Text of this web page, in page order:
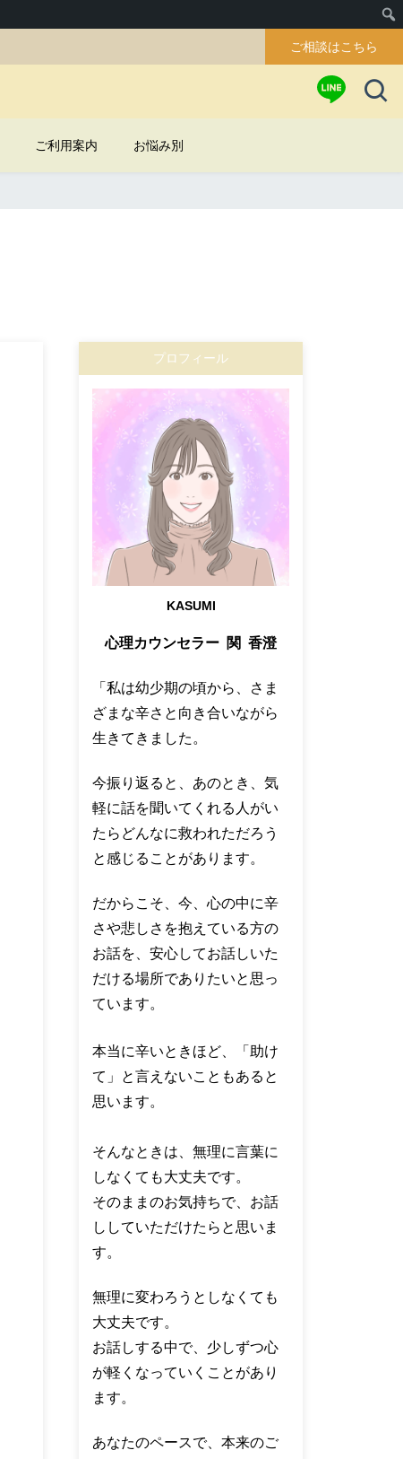
ご相談はこちら
ご利用案内 お悩み別
プロフィール
KASUMI
心理カウンセラー 関 香澄
「私は幼少期の頃から、さま
ざまな辛さと向き合いながら
生きてきました。
今振り返ると、あのとき、気
軽に話を聞いてくれる人がい
たらどんなに救われただろう
と感じることがあります。
だからこそ、今、心の中に辛
さや悲しさを抱えている方の
お話を、安心してお話しいた
だける場所でありたいと思っ
ています。
本当に辛いときほど、「助け
て」と言えないこともあると
思います。
そんなときは、無理に言葉に
しなくても大丈夫です。
そのままのお気持ちで、お話
ししていただけたらと思いま
す。
無理に変わろうとしなくても
大丈夫です。
お話しする中で、少しずつ心
が軽くなっていくことがあり
ます。
あなたのペースで、本来のご